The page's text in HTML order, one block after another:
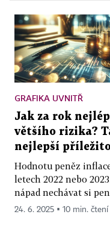
GRAFIKA UVNITŘ
Jak za rok
většího rizika?
nejlepší
Hodnotu peněz
letech 2022 nebo
nápad nechávat si
24. 6. 2025 ▪ 10 min. čtení